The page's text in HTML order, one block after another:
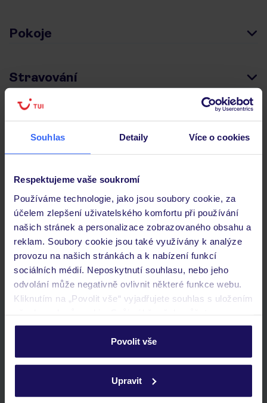
Souhlas Detaily Více o cookies
Respektujeme vaše soukromí
Používáme technologie, jako jsou soubory cookie, za
účelem zlepšení uživatelského komfortu při používání
našich stránek a personalizace zobrazovaného obsahu a
reklam. Soubory cookie jsou také využívány k analýze
provozu na našich stránkách a k nabízení funkcí
sociálních médií. Neposkytnutí souhlasu, nebo jeho
odvolání může negativně ovlivnit některé funkce webu.
Kliknutím na „Povolit vše“ vyjadřujete souhlas s uložením
personalizovat v sekci „Personalizace“.
Podrobné informace o souborech cookie naleznete v
ochrany osobních údajů.
Povolit vše
Upravit
Pokoje
Stravování
Důležité informace
Často kladené otázky
Jaké doklady jsou potřebné při cestování?
Budeme ubytováni ihned po příjezdu do hotelu?
Kam jít po přistání a vyzvednutí zavazadel?
Zobrazit další
rychlé vyhledávání a prohlížení nabídek
historie vyhledávání a naposledy zobrazené nabídky
kontakt s TUI a všechny informace o tvé rezervaci v myTUI